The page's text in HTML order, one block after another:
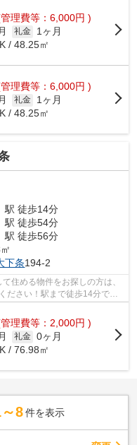
理費等：6,000円 )
礼金
1ヶ月
/ 48.25㎡
理費等：6,000円 )
礼金
1ヶ月
/ 48.25㎡
駅 徒歩14分
駅 徒歩54分
駅 徒歩56分
下条194-2
住める物件をお探しの方は、
ださい！駅まで徒歩14分で少
理費等：2,000円 )
礼金 0ヶ月
/ 76.98㎡
8 件を表示